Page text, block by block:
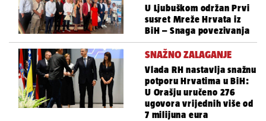
U Ljubuškom održan Prvi
susret Mreže Hrvata iz
BiH – Snaga povezivanja
SNAŽNO ZALAGANJE
Vlada RH nastavlja snažnu
potporu Hrvatima u BiH:
U Orašju uručeno 276
ugovora vrijednih više od
7 milijuna eura